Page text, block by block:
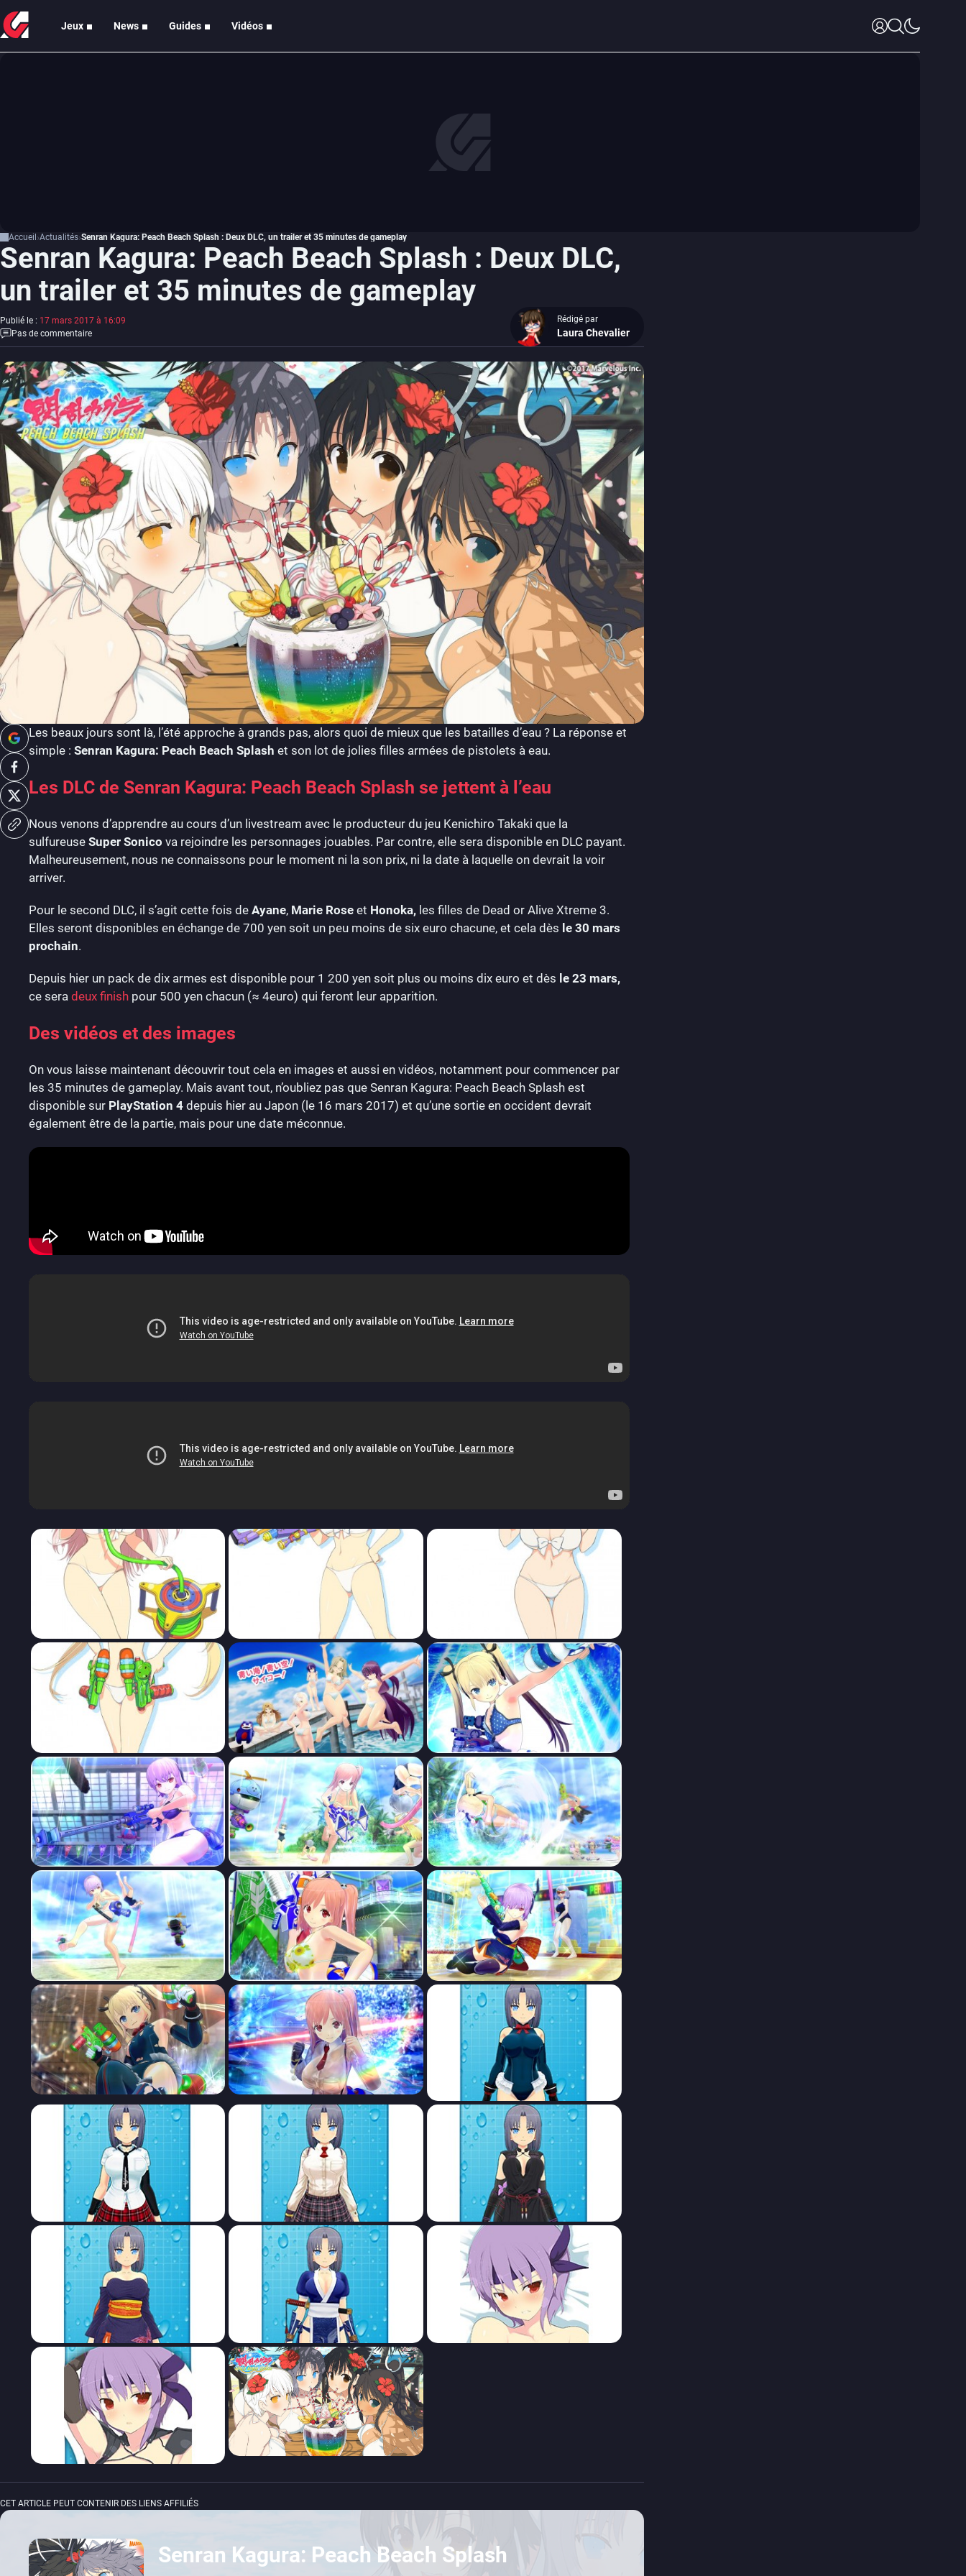
Jeux News Guides Vidéos
Accueil Actualités Senran Kagura: Peach Beach Splash : Deux DLC, un trailer et 35 minutes de gameplay
Senran Kagura: Peach Beach Splash : Deux DLC,
un trailer et 35 minutes de gameplay
Publié le : 17 mars 2017 à 16:09
Pas de commentaire
Rédigé par
Laura Chevalier
Les beaux jours sont là, l’été approche à grands pas, alors quoi de mieux que les batailles d’eau ? La réponse et
simple : Senran Kagura: Peach Beach Splash et son lot de jolies filles armées de pistolets à eau.
Les DLC de Senran Kagura: Peach Beach Splash se jettent à l’eau
Nous venons d’apprendre au cours d’un livestream avec le producteur du jeu Kenichiro Takaki que la
sulfureuse Super Sonico va rejoindre les personnages jouables. Par contre, elle sera disponible en DLC payant.
Malheureusement, nous ne connaissons pour le moment ni la son prix, ni la date à laquelle on devrait la voir
arriver.
Pour le second DLC, il s’agit cette fois de Ayane, Marie Rose et Honoka, les filles de Dead or Alive Xtreme 3.
Elles seront disponibles en échange de 700 yen soit un peu moins de six euro chacune, et cela dès le 30 mars
prochain.
Depuis hier un pack de dix armes est disponible pour 1 200 yen soit plus ou moins dix euro et dès le 23 mars,
ce sera deux finish pour 500 yen chacun (≈ 4euro) qui feront leur apparition.
Des vidéos et des images
On vous laisse maintenant découvrir tout cela en images et aussi en vidéos, notamment pour commencer par
les 35 minutes de gameplay. Mais avant tout, n’oubliez pas que Senran Kagura: Peach Beach Splash est
disponible sur PlayStation 4 depuis hier au Japon (le 16 mars 2017) et qu’une sortie en occident devrait
également être de la partie, mais pour une date méconnue.
CET ARTICLE PEUT CONTENIR DES LIENS AFFILIÉS
Senran Kagura: Peach Beach Splash